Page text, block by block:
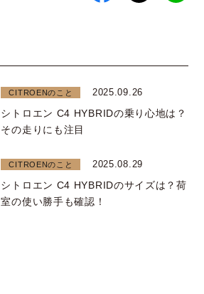
CITROENのこと 2025.09.26
シトロエン C4 HYBRIDの乗り心地は？
その走りにも注目
CITROENのこと 2025.08.29
シトロエン C4 HYBRIDのサイズは？荷
室の使い勝手も確認！